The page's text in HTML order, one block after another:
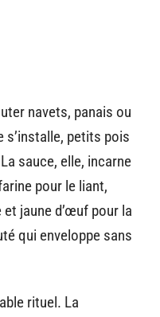
navets, panais ou
s’installe, petits pois
sauce, elle, incarne
pour le liant,
jaune d’œuf pour la
qui enveloppe sans
rituel. La